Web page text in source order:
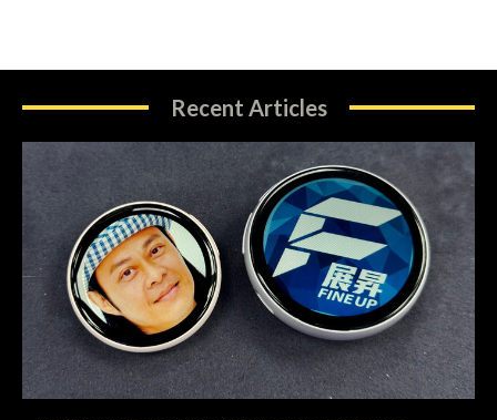
Recent Articles